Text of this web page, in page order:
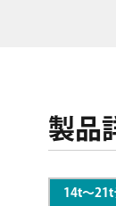
製品
14t〜21t